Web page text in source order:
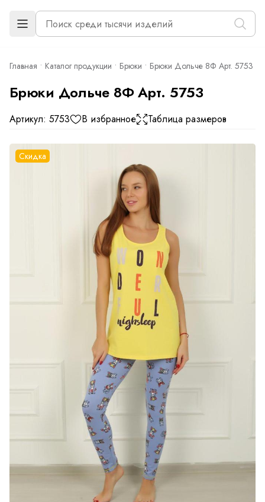
Главная Каталог продукции Брюки Брюки Дольче 8Ф Арт. 5753
Брюки Дольче 8Ф Арт. 5753
Артикул: 5753 В избранное Таблица размеров
Скидка